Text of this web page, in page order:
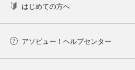
はじめての方へ
アソビュー！ヘルプセンター